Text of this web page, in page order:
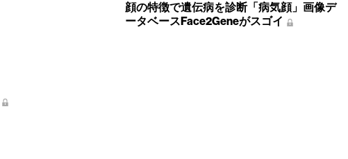
顔の特徴で遺伝病を診断「病気顔」画像デ
ータベースFace2Geneがスゴイ